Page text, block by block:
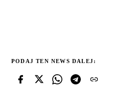
PODAJ TEN NEWS DALEJ: